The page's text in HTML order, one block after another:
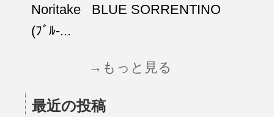
Noritake BLUE SORRENTINO
(ﾌﾞﾙ-...
→もっと見る
最近の投稿